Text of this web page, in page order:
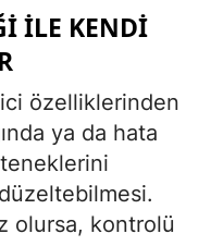
ILE KENDI
özelliklerinden
ya da hata
olursa, kontrolü